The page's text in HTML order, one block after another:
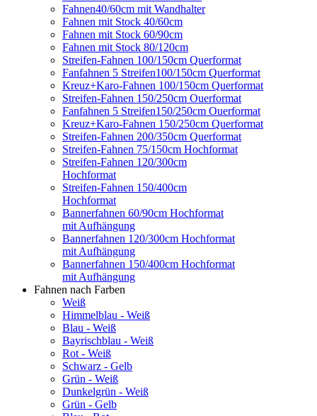
Fahnen40/60cm mit Wandhalter
Fahnen mit Stock 40/60cm
Fahnen mit Stock 60/90cm
Fahnen mit Stock 80/120cm
Streifen-Fahnen 100/150cm Querformat
Fanfahnen 5 Streifen100/150cm Querformat
Kreuz+Karo-Fahnen 100/150cm Querformat
Streifen-Fahnen 150/250cm Ouerformat
Fanfahnen 5 Streifen150/250cm Ouerformat
Kreuz+Karo-Fahnen 150/250cm Querformat
Streifen-Fahnen 200/350cm Querformat
Streifen-Fahnen 75/150cm Hochformat
Streifen-Fahnen 120/300cm
Hochformat
Streifen-Fahnen 150/400cm
Hochformat
Bannerfahnen 60/90cm Hochformat
mit Aufhängung
Bannerfahnen 120/300cm Hochformat
mit Aufhängung
Bannerfahnen 150/400cm Hochformat
mit Aufhängung
Fahnen nach Farben
Weiß
Himmelblau - Weiß
Blau - Weiß
Bayrischblau - Weiß
Rot - Weiß
Schwarz - Gelb
Grün - Weiß
Dunkelgrün - Weiß
Grün - Gelb